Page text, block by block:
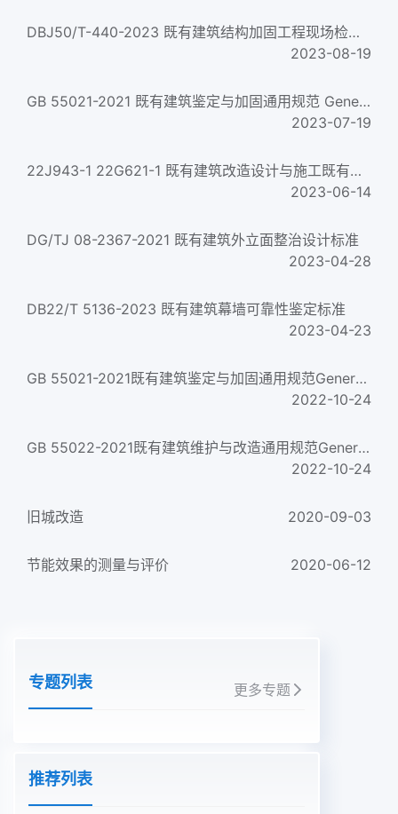
DBJ50/T-440-2023 既有建筑结构加固工程现场检测技术标准
2023-08-19
GB 55021-2021 既有建筑鉴定与加固通用规范 General code for assessment and rehabiltation of existing building...
2023-07-19
22J943-1 22G621-1 既有建筑改造设计与施工既有住宅增设电梯
2023-06-14
DG/TJ 08-2367-2021 既有建筑外立面整治设计标准
2023-04-28
DB22/T 5136-2023 既有建筑幕墙可靠性鉴定标准
2023-04-23
GB 55021-2021既有建筑鉴定与加固通用规范General code for assessment and rehabilitation of existing buildings...
2022-10-24
GB 55022-2021既有建筑维护与改造通用规范General code for maintenance and renovation of existing buildings...
2022-10-24
旧城改造 2020-09-03
节能效果的测量与评价 2020-06-12
专题列表 更多专题
推荐列表